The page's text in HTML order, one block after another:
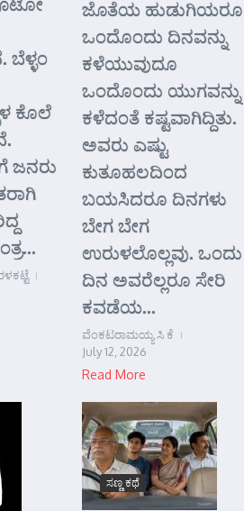
ಕೊಲೆ
ಜನರು
ಜೊತೆಯ ಹುಡುಗಿಯರೂ
ಒಂದೊಂದು ದಿನವನ್ನು
ಕಳೆಯುವುದೂ
ಒಂದೊಂದು ಯುಗವನ್ನು
ಕಳೆದಂತೆ ಕಷ್ಟವಾಗಿದ್ದಿತು.
ಅವರು ಎಷ್ಟು
ಕುತೂಹಲದಿಂದ
ಬಯಸಿದರೂ ದಿನಗಳು
ಬೇಗ ಬೇಗ
ಉರುಳಲೊಲ್ಲವು. ಒಂದು
ದಿನ ಅವರೆಲ್ಲರೂ ಸೇರಿ
ಕವಡೆಯ...
ವೆಂಕಟರಾಮಯ್ಯ ಸಿ ಕೆ
July 12, 2026
Read More
ಸಣ್ಣ ಕಥೆ